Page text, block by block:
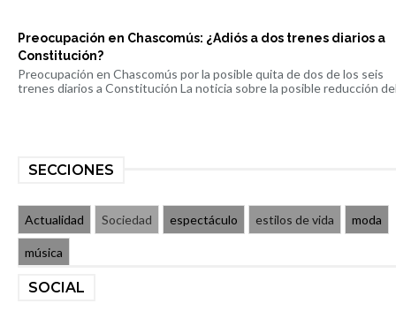
Preocupación en Chascomús: ¿Adiós a dos trenes diarios a
Constitución?
Preocupación en Chascomús por la posible quita de dos de los seis
trenes diarios a Constitución La noticia sobre la posible reducción
SECCIONES
Actualidad Sociedad espectáculo estilos de vida moda
música
SOCIAL